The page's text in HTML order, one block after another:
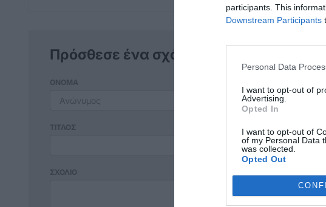
participants. This
Downstream Participants
Personal Data
I want to opt-out of
Advertising.
Opted In
I want to opt-out of
of my Personal Data
was collected.
Opted Out
Πρόσθεσε ένα σχόλιο
ΟΝΟΜΑ
ΤΙΤΛΟΣ
ΣΧΟΛΙΟ